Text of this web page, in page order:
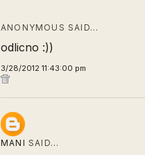
ANONYMOUS SAID…
odlicno :))
3/28/2012 11:43:00 pm
MANI SAID…